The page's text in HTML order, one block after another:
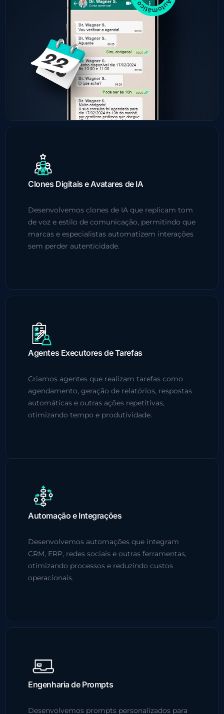
Clones Digitais e Avatares de IA
Desenvolvemos clones de IA que replicam tom
de voz e estilo de comunicação, permitindo que
marcas e especialistas automatizem interações
sem perder autenticidade.
Agentes Executores de Tarefas
Criamos agentes que realizam tarefas como
agendamento, geração de relatórios, respostas
automáticas e outras ações repetitivas,
otimizando tempo e produtividade.
Automação e Integrações
Desenvolvemos automações que integram
CRM, ERP, redes sociais e outras ferramentas,
otimizando processos e reduzindo custos
operacionais.
Engenharia de Prompts
Desenvolvemos prompts personalizados para